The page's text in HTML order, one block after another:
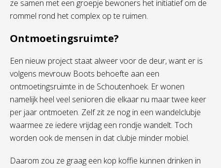
ze samen met een groepje bewoners het initiatief om de
rommel rond het complex op te ruimen.
Ontmoetingsruimte?
Een nieuw project staat alweer voor de deur, want er is
volgens mevrouw Boots behoefte aan een
ontmoetingsruimte in de Schoutenhoek. Er wonen
namelijk heel veel senioren die elkaar nu maar twee keer
per jaar ontmoeten. Zelf zit ze nog in een wandelclubje
waarmee ze iedere vrijdag een rondje wandelt. Toch
worden ook de mensen in dat clubje minder mobiel.
Daarom zou ze graag een kop koffie kunnen drinken in